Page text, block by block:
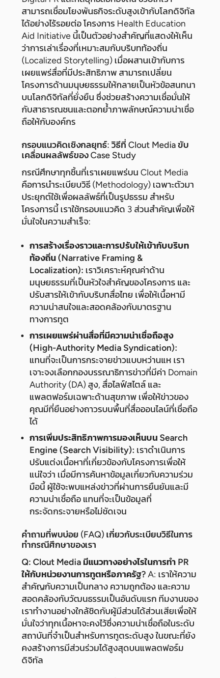
สามารถเชื่อมโยงพันธกิจระดับสูงเข้ากับโลกดิจิทัล
ได้อย่างไร้รอยต่อ โครงการ Health Education
Aid Initiative นี้เป็นตัวอย่างสำคัญที่แสดงให้เห็น
ว่าการเล่าเรื่องที่เหมาะสมกับบริบทท้องถิ่น
(Localized Storytelling) เมื่อผสานเข้ากับการ
เผยแพร่สื่อที่มีประสิทธิภาพ สามารถเปลี่ยน
โครงการด้านมนุษยธรรมให้กลายเป็นหัวข้อสนทนา
บนโลกดิจิทัลที่ยั่งยืน ซึ่งช่วยสร้างความเชื่อมั่นให้
กับสาธารณชนและตอกย้ำภาพลักษณ์ความน่าเชื่อ
ถือให้กับองค์กร
กรอบแนวคิดเชิงกลยุทธ์: วิธีที่ Clout Media ขับ
เคลื่อนผลลัพธ์ของ Case Study
กรณีศึกษาทุกชิ้นที่เราเผยแพร่บน Clout Media
คือการนำระเบียบวิธี (Methodology) เฉพาะตัวมา
ประยุกต์ใช้เพื่อผลลัพธ์ที่เป็นรูปธรรม สำหรับ
โครงการนี้ เราใช้กรอบแนวคิด 3 ส่วนสำคัญเพื่อให้
มั่นใจในความสำเร็จ:
การสร้างเรื่องราวและการปรับให้เข้ากับบริบท
ท้องถิ่น (Narrative Framing &
Localization): เราวิเคราะห์คุณค่าด้าน
มนุษยธรรมที่เป็นหัวใจสำคัญของโครงการ และ
ปรับสารให้เข้ากับบริบทสื่อไทย เพื่อให้เนื้อหามี
ความน่าสนใจและสอดคล้องกับมาตรฐาน
ทางการทูต
การเผยแพร่ผ่านสื่อที่มีความน่าเชื่อถือสูง
(High-Authority Media Syndication):
แทนที่จะเป็นการกระจายข่าวแบบหว่านแห เรา
เจาะจงเลือกกองบรรณาธิการข่าวที่มีค่า Domain
Authority (DA) สูง, สื่อไลฟ์สไตล์ และ
แพลตฟอร์มเฉพาะด้านสุขภาพ เพื่อให้ข่าวของ
คุณมีที่ยืนอย่างถาวรบนพื้นที่สื่อออนไลน์ที่เชื่อถือ
ได้
การเพิ่มประสิทธิภาพการมองเห็นบน Search
Engine (Search Visibility): เราดำเนินการ
ปรับแต่งเนื้อหาที่เกี่ยวข้องกับโครงการเพื่อให้
แน่ใจว่า เมื่อมีการค้นหาข้อมูลเกี่ยวกับความร่วม
มือนี้ ผู้ใช้จะพบแหล่งข่าวที่ผ่านการยืนยันและมี
ความน่าเชื่อถือ แทนที่จะเป็นข้อมูลที่
กระจัดกระจายหรือไม่ชัดเจน
คำถามที่พบบ่อย (FAQ) เกี่ยวกับระเบียบวิธีในการ
ทำกรณีศึกษาของเรา
Q: Clout Media มีแนวทางอย่างไรในการทำ PR
ให้กับหน่วยงานการทูตหรือภาครัฐ?A: เราให้ความ
สำคัญกับความเป็นกลาง ความถูกต้อง และความ
สอดคล้องกับวัฒนธรรมเป็นอันดับแรก ทีมงานของ
เราทำงานอย่างใกล้ชิดกับผู้มีส่วนได้ส่วนเสียเพื่อให้
มั่นใจว่าทุกเนื้อหาจะคงไว้ซึ่งความน่าเชื่อถือในระดับ
สถาบันที่จำเป็นสำหรับการทูตระดับสูง ในขณะที่ยัง
คงสร้างการมีส่วนร่วมได้สูงสุดบนแพลตฟอร์ม
ดิจิทัล